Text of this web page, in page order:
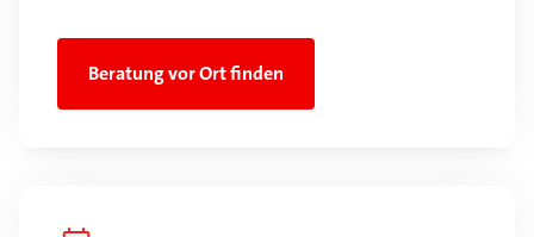
Beratung vor Ort finden